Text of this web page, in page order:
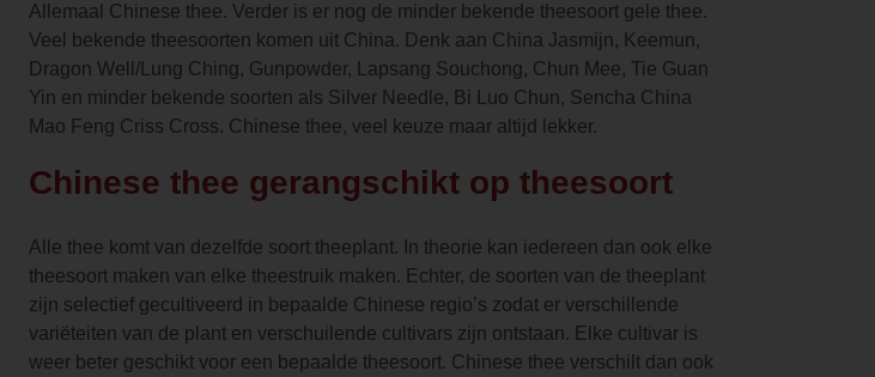
Allemaal Chinese thee. Verder is er nog de minder bekende theesoort gele thee.
Veel bekende theesoorten komen uit China. Denk aan China Jasmijn, Keemun,
Dragon Well/Lung Ching, Gunpowder, Lapsang Souchong, Chun Mee, Tie Guan
Yin en minder bekende soorten als Silver Needle, Bi Luo Chun, Sencha China
Mao Feng Criss Cross. Chinese thee, veel keuze maar altijd lekker.
Chinese thee gerangschikt op theesoort
Alle thee komt van dezelfde soort theeplant. In theorie kan iedereen dan ook elke
theesoort maken van elke theestruik maken. Echter, de soorten van de theeplant
zijn selectief gecultiveerd in bepaalde Chinese regio’s zodat er verschillende
variëteiten van de plant en verschuilende cultivars zijn ontstaan. Elke cultivar is
weer beter geschikt voor een bepaalde theesoort. Chinese thee verschilt dan ook